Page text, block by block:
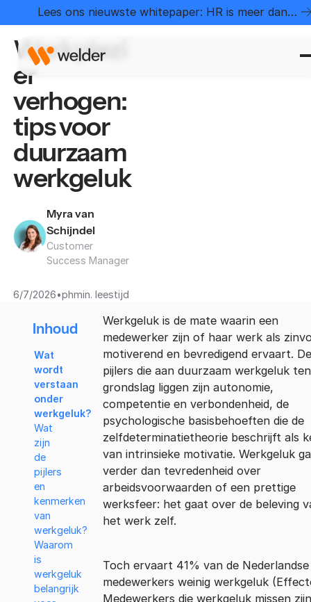
Lees ons nieuwste whitepaper: HR is meer dan
administratie
HomeKenniscentrum Werkplezier verhogen: tips voor duurzaam werkgeluk
Werkplezi
er
verhogen:
tips voor
duurzaam
werkgeluk
Myra van
Schijndel
Customer
Success Manager
6/7/2026•phmin. leestijd
Inhoud
Wat
wordt
verstaan
onder
werkgeluk?
Wat
zijn
de
pijlers
en
kenmerken
van
werkgeluk?
Waarom
is
werkgeluk
belangrijk
Werkgeluk is de mate waarin een
medewerker zijn of haar werk als
motiverend en bevredigend ervaart.
pijlers die aan duurzaam werkgeluk ten
grondslag liggen zijn autonomie,
competentie en verbondenheid, de
psychologische basisbehoeften die de
zelfdeterminatietheorie beschrijft als
van intrinsieke motivatie. Werkgeluk
verder dan tevredenheid over
arbeidsvoorwaarden of een prettige
werksfeer: het gaat over de beleving
het werk zelf.
Toch ervaart 41% van de Nederlandse
medewerkers weinig werkgeluk
Medewerkers die werkgeluk missen zijn